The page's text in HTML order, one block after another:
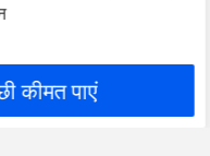
कीमत पाएं